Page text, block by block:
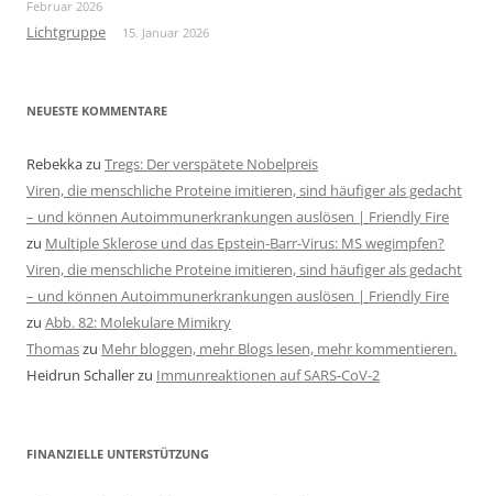
Februar 2026
Lichtgruppe 15. Januar 2026
NEUESTE KOMMENTARE
Rebekkazu Tregs: Der verspätete Nobelpreis
Viren, die menschliche Proteine imitieren, sind häufiger als gedacht
– und können Autoimmunerkrankungen auslösen | Friendly Fire
zu Multiple Sklerose und das Epstein-Barr-Virus: MS wegimpfen?
Viren, die menschliche Proteine imitieren, sind häufiger als gedacht
– und können Autoimmunerkrankungen auslösen | Friendly Fire
zu Abb. 82: Molekulare Mimikry
Thomaszu Mehr bloggen, mehr Blogs lesen, mehr kommentieren.
Heidrun Schallerzu Immunreaktionen auf SARS-CoV-2
FINANZIELLE UNTERSTÜTZUNG